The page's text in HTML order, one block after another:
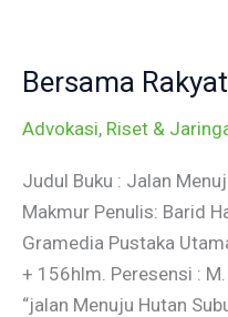
Bersama
Advokasi, Riset &
Judul Buku : Jalan
Makmur Penulis: Barid
Gramedia Pustaka
+ 156hlm. Peresensi :
“jalan Menuju Hutan
Mengelola